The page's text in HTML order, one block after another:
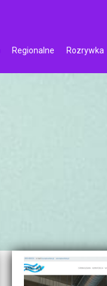
Regionalne Rozrywka